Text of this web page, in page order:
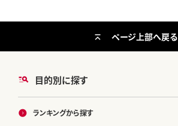
目的別に探す
ランキングから探す
ページ上部へ戻る